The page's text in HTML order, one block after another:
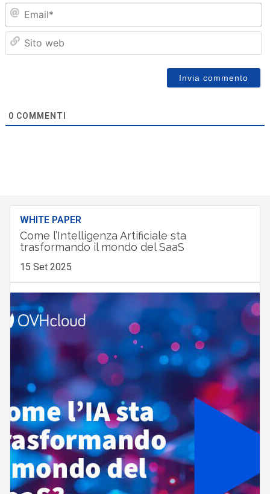
0 COMMENTI
WHITE PAPER
Come l’Intelligenza Artificiale sta
trasformando il mondo del SaaS
15 Set 2025